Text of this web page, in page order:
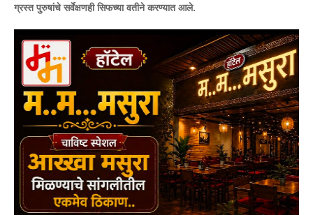
ग्रस्त पुरुषांचे सर्वेक्षणही सिफच्या वतीने करण्यात आले.